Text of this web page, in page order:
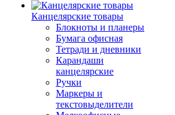
Канцелярские товары
Блокноты и планеры
Бумага офисная
Тетради и дневники
Карандаши
канцелярские
Ручки
Маркеры и
текстовыделители